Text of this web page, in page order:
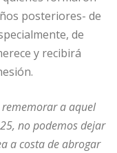
posteriores- de
de
y recibirá
a aquel
no podemos dejar
a costa de abrogar